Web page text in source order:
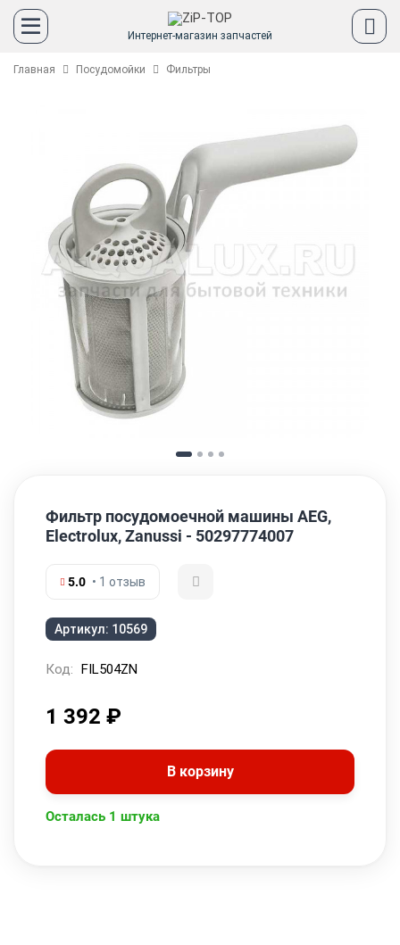
Интернет-магазин запчастей
Главная Посудомойки Фильтры
Фильтр посудомоечной машины AEG,
Electrolux, Zanussi - 50297774007
5.0 • 1 отзыв
Артикул: 10569
Код: FIL504ZN
1 392 ₽
В корзину
Осталась 1 штука